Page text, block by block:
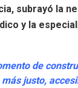
subrayó la
y la
de
justo,